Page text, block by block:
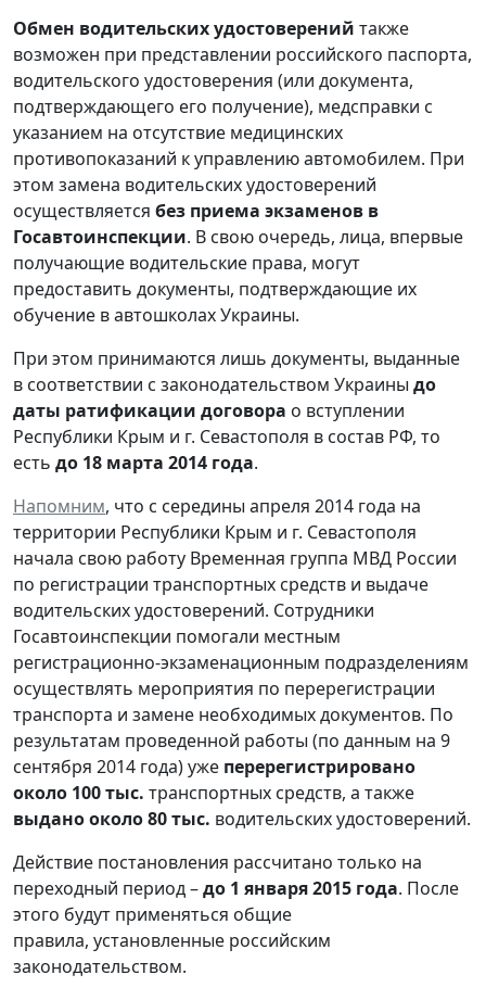
Обмен водительских удостоверений также
возможен при представлении российского паспорта,
водительского удостоверения (или документа,
подтверждающего его получение), медсправки с
указанием на отсутствие медицинских
противопоказаний к управлению автомобилем. При
этом замена водительских удостоверений
осуществляется без приема экзаменов в
Госавтоинспекции. В свою очередь, лица, впервые
получающие водительские права, могут
предоставить документы, подтверждающие их
обучение в автошколах Украины.
При этом принимаются лишь документы, выданные
в соответствии с законодательством Украины до
даты ратификации договора о вступлении
Республики Крым и г. Севастополя в состав РФ, то
есть до 18 марта 2014 года.
Напомним, что с середины апреля 2014 года на
территории Республики Крым и г. Севастополя
начала свою работу Временная группа МВД России
по регистрации транспортных средств и выдаче
водительских удостоверений. Сотрудники
Госавтоинспекции помогали местным
регистрационно-экзаменационным подразделениям
осуществлять мероприятия по перерегистрации
транспорта и замене необходимых документов. По
результатам проведенной работы (по данным на 9
сентября 2014 года) уже перерегистрировано
около 100 тыс. транспортных средств, а также
выдано около 80 тыс. водительских удостоверений.
Действие постановления рассчитано только на
переходный период –до 1 января 2015 года. После
этого будут применяться общие
правила, установленные российским
законодательством.